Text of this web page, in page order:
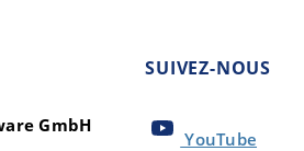
GmbH
SUIVEZ-NOUS
YouTube